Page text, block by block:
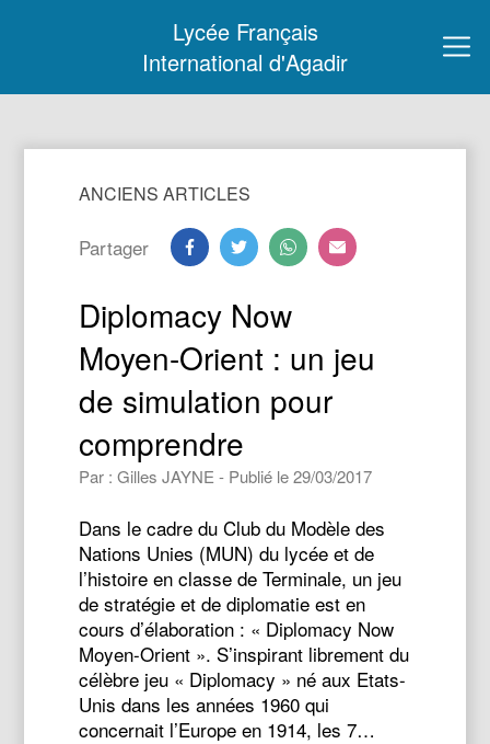
Lycée Français
International d'Agadir
ANCIENS ARTICLES
Partager
Diplomacy Now
Moyen-Orient : un jeu
de simulation pour
comprendre
Par : Gilles JAYNE - Publié le 29/03/2017
Dans le cadre du Club du Modèle des
Nations Unies (MUN) du lycée et de
l’histoire en classe de Terminale, un jeu
de stratégie et de diplomatie est en
cours d’élaboration : « Diplomacy Now
Moyen-Orient ». S’inspirant librement du
célèbre jeu « Diplomacy » né aux Etats-
Unis dans les années 1960 qui
concernait l’Europe en 1914, les 7…